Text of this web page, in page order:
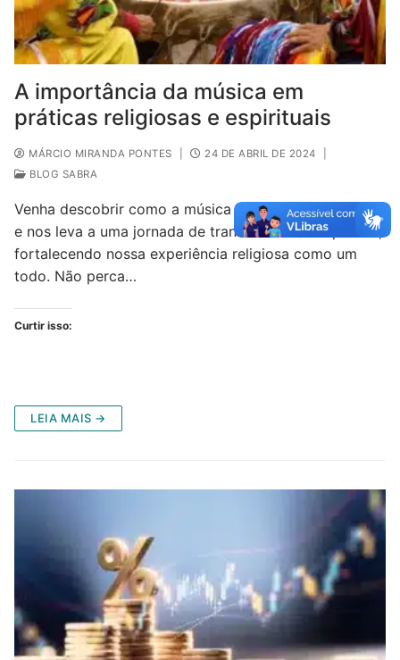
A importância da música em
práticas religiosas e espirituais
MÁRCIO MIRANDA PONTES 24 DE ABRIL DE 2024
BLOG SABRA
Venha descobrir como a música transcende fronteiras
e nos leva a uma jornada de transcendência espiritual,
fortalecendo nossa experiência religiosa como um
todo. Não perca…
Curtir isso:
LEIA MAIS →